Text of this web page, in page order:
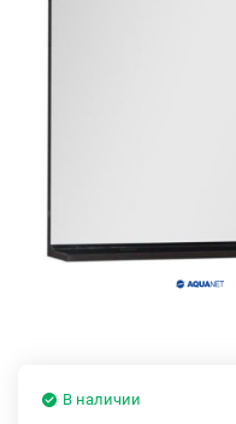
В наличии